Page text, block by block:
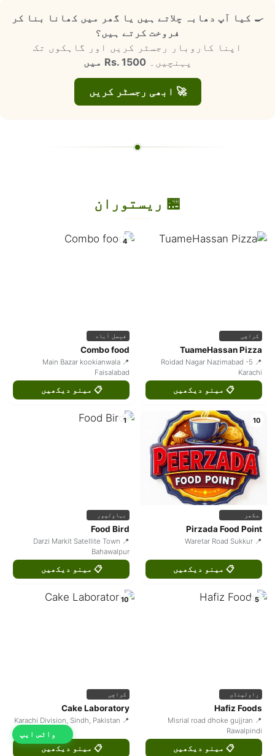
🍳 کیا آپ دھابہ چلاتے ہیں یا گھر میں کھانا بنا کر
فروخت کرتے ہیں؟
اپنا کاروبار رجسٹر کریں اور گاہکوں تک
پہنچیں۔Rs. 1500 میں
🚀 ابھی رجسٹر کریں
🏪 ریستوران
کراچی
TuameHassan Pizza
📍 Roidad Nagar Nazimabad -5
Karachi
📋 مینو دیکھیں
4
فیصل آباد
Combo food
📍 Main Bazar kookianwala
Faisalabad
📋 مینو دیکھیں
10
سکھر
Pirzada Food Point
📍 Waretar Road Sukkur
📋 مینو دیکھیں
1
بہاولپور
Food Bird
📍 Darzi Markit Satellite Town
Bahawalpur
📋 مینو دیکھیں
5
راولپنڈی
Hafiz Foods
📍 Misrial road dhoke gujjran
Rawalpindi
📋 مینو دیکھیں
10
کراچی
Cake Laboratory
📍 Karachi Division, Sindh, Pakistan
📋 مینو دیکھیں
واٹس ایپ